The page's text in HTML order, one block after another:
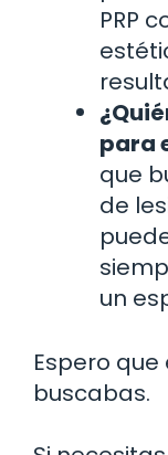
PRP
para
que
de
un
Espero
buscabas.